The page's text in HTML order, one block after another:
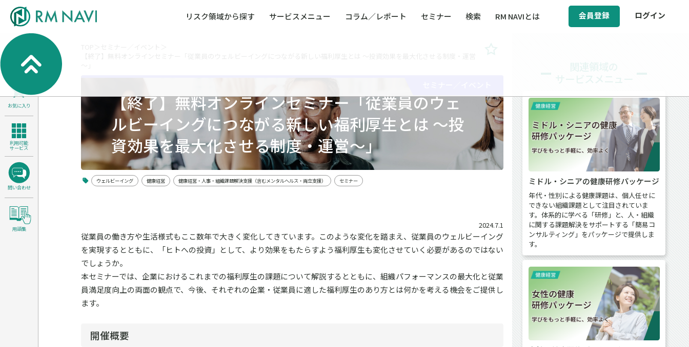
リスク領域から探す サービスメニュー コラム／レポート セミナー 検索 RM NAVIとは 会員登録 ログイン
BCP／BCM（事業継続マネジメント）
サイバーリスク／情報セキュリティ
健康経営・人事・組織課題解決支援（含むメン
サステナビリティ経営支援
人権・人的資本課題解決支援
安全文化醸成／労働安全衛生
医療／介護／障害福祉／子ども・児童福祉等
全社的リスク管理（ERM）
危機管理
製品安全・食品安全
コンプライアンス・内部統制 海外
検索
お気に入り
利用可能
サービス
問い合わせ
用語集
【終了】無料オンラインセミナー「従業員のウェ
ルビーイングにつながる新しい福利厚生とは ～投
資効果を最大化させる制度・運営～」
ウェルビーイング 健康経営 健康経営・人事・組織課題解決支援（含むメンタルヘルス・両立支援） セミナー
2024.7.1
従業員の働き方や生活様式もここ数年で大きく変化してきています。このような変化を踏まえ、従業員のウェルビーイング
を実現するとともに、「ヒトへの投資」として、より効果をもたらすよう福利厚生も変化させていく必要があるのではない
でしょうか。
本セミナーでは、企業におけるこれまでの福利厚生の課題について解説するとともに、組織パフォーマンスの最大化と従業
員満足度向上の両面の観点で、今後、それぞれの企業・従業員に適した福利厚生のあり方とは何かを考える機会をご提供し
ます。
開催概要
ミドル・シニアの健康研修パッケージ
年代・性別による健康課題は、個人任せに
できない組織課題として注目されていま
す。体系的に学べる「研修」と、人・組織
に関する課題解決をサポートする「簡易コ
ンサルティング」をパッケージで提供しま
す。